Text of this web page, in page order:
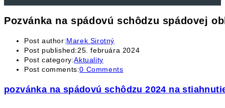
Pozvánka na spádovú schôdzu spádovej
Post author:Marek Sirotný
Post published:25. februára 2024
Post category:Aktuality
Post comments:0 Comments
pozvánka na spádovú schôdzu 2024 na